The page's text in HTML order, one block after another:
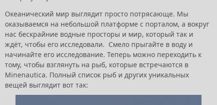
Океанический мир выглядит просто потрясающе. Мы
оказываемся на небольшой платформе с порталом, а вокруг
нас бескрайние водные просторы и мир, который так и
ждёт, чтобы его исследовали. Смело прыгайте в воду и
начинайте его исследование. Теперь можно переходить к
тому, чтобы взглянуть на рыб, которые встречаются в
Minenautica. Полный список рыб и других уникальных
вещей выглядит вот так: